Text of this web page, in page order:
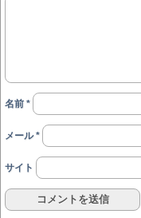
名前 *
メール*
サイト